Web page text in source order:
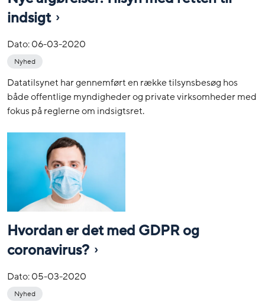
indsigt
Dato:06-03-2020
Nyhed
Datatilsynet har gennemført en række tilsynsbesøg hos
både offentlige myndigheder og private virksomheder med
fokus på reglerne om indsigtsret.
Hvordan er det med GDPR og
coronavirus?
Dato:05-03-2020
Nyhed